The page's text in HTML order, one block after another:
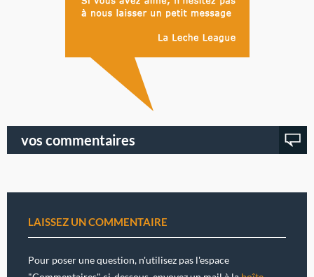
vos commentaires
LAISSEZ UN COMMENTAIRE
Pour poser une question, n'utilisez pas l'espace